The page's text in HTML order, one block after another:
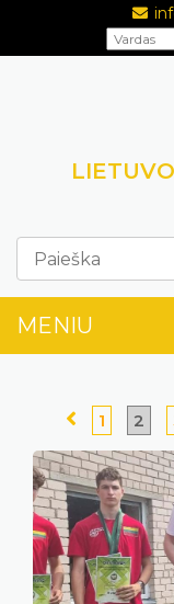
MENIU
1 2